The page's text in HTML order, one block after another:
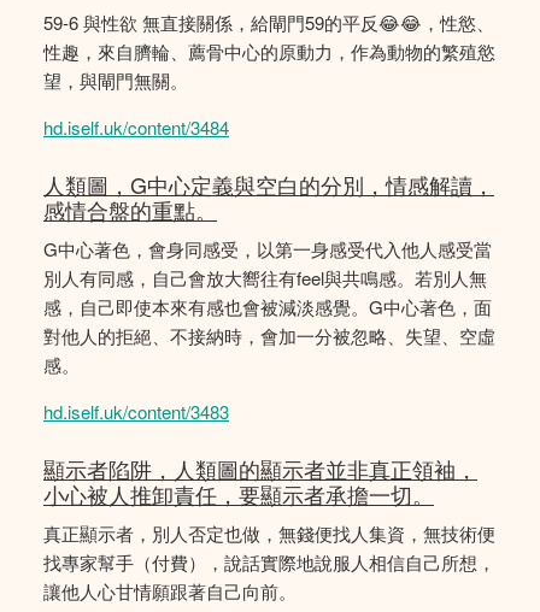
59-6 與性欲 無直接關係，給閘門59的平反😂😂，性慾、
性趣，來自臍輪、薦骨中心的原動力，作為動物的繁殖慾
望，與閘門無關。
hd.iself.uk/content/3484
人類圖，G中心定義與空白的分別，情感解讀，
感情合盤的重點。
G中心著色，會身同感受，以第一身感受代入他人感受當
別人有同感，自己會放大嚮往有feel與共鳴感。若別人無
感，自己即使本來有感也會被減淡感覺。G中心著色，面
對他人的拒絕、不接納時，會加一分被忽略、失望、空虛
感。
hd.iself.uk/content/3483
顯示者陷阱，人類圖的顯示者並非真正領袖，
小心被人推卸責任，要顯示者承擔一切。
真正顯示者，別人否定也做，無錢便找人集資，無技術便
找專家幫手（付費），說話實際地說服人相信自己所想，
讓他人心甘情願跟著自己向前。